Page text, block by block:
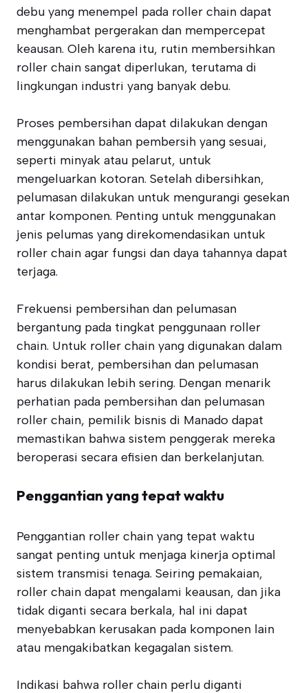
debu yang menempel pada roller chain dapat
menghambat pergerakan dan mempercepat
keausan. Oleh karena itu, rutin membersihkan
roller chain sangat diperlukan, terutama di
lingkungan industri yang banyak debu.
Proses pembersihan dapat dilakukan dengan
menggunakan bahan pembersih yang sesuai,
seperti minyak atau pelarut, untuk
mengeluarkan kotoran. Setelah dibersihkan,
pelumasan dilakukan untuk mengurangi gesekan
antar komponen. Penting untuk menggunakan
jenis pelumas yang direkomendasikan untuk
roller chain agar fungsi dan daya tahannya dapat
terjaga.
Frekuensi pembersihan dan pelumasan
bergantung pada tingkat penggunaan roller
chain. Untuk roller chain yang digunakan dalam
kondisi berat, pembersihan dan pelumasan
harus dilakukan lebih sering. Dengan menarik
perhatian pada pembersihan dan pelumasan
roller chain, pemilik bisnis di Manado dapat
memastikan bahwa sistem penggerak mereka
beroperasi secara efisien dan berkelanjutan.
Penggantian yang tepat waktu
Penggantian roller chain yang tepat waktu
sangat penting untuk menjaga kinerja optimal
sistem transmisi tenaga. Seiring pemakaian,
roller chain dapat mengalami keausan, dan jika
tidak diganti secara berkala, hal ini dapat
menyebabkan kerusakan pada komponen lain
atau mengakibatkan kegagalan sistem.
Indikasi bahwa roller chain perlu diganti